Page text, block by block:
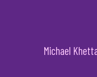
Michael